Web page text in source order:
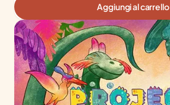
Aggiungi al carrello